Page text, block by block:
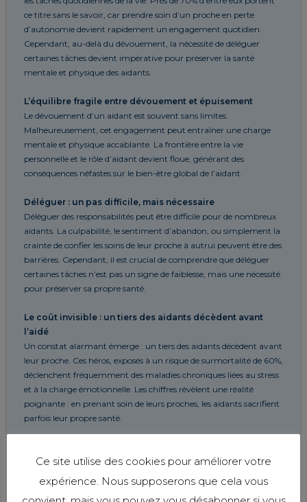
ce titre sans le savoir, car prendre soin d’un proche en perte
d’autonomie devient rapidement un engagement quotidien.
Cependant, au-delà du dévouement, la nécessité de déléguer
certaines tâches devient impérative pour préserver la santé
mentale et physique des aidants.
L’équilibre fragile entre dévouement et épuisement
Le dévouement d’un aidant est souvent sans limites.
Malheureusement, cet engagement peut entraîner une charge
mentale et physique accablante. La frontière entre la vie
personnelle et le rôle d’aidant devient floue, générant des
conséquences néfastes sur le bien-être global de l’aidant.
Déléguer : un pas difficile, mais nécessaire
Déléguer des responsabilités peut être difficile pour de nombreux
aidants. La culpabilité, le sentiment d’abandon, ou simplement la
crainte de confier les soins de leur proche à autrui peuvent être des
barrières. Cependant, il est crucial de comprendre que déléguer
certaines tâches n’est pas un signe de faiblesse, mais une nécessité
pour préserver sa propre santé.
Le coût invisible : un tiers des aidants décèdent avant
l’aidé
Un constat alarmant émerge : un tiers des aidants décèdent avant
leur proche. Ces héros, exposés à un risque de surmortalité de 60%,
déclenchent fréquemment des maladies chroniques liées au stress
et à la charge émotionnelle. Les chiffres révèlent une réalité
poignante : en prenant soin de leurs proches, les aidants sacrifient
parfois leur propre santé.
Chez Mes Parents & Moi, nous comprenons les défis des aidants.
Nous sommes là pour vous soutenir, pour alléger cette charge et
pour vous permettre de prendre du temps pour vous. Nos services
Ce site utilise des cookies pour améliorer votre
expérience. Nous supposerons que cela vous